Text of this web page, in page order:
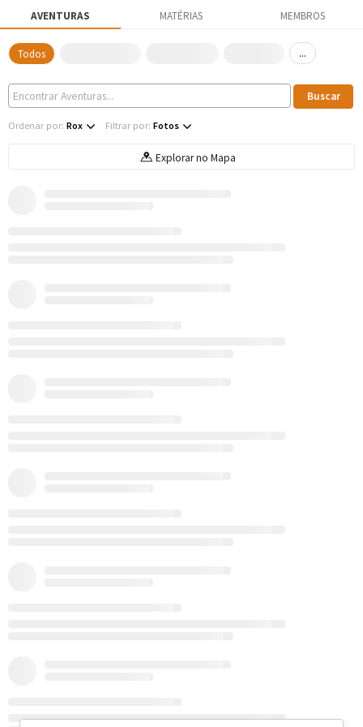
AVENTURAS MATÉRIAS MEMBROS
Todos ...
Ordenar por: Rox Filtrar por: Fotos
Explorar no Mapa